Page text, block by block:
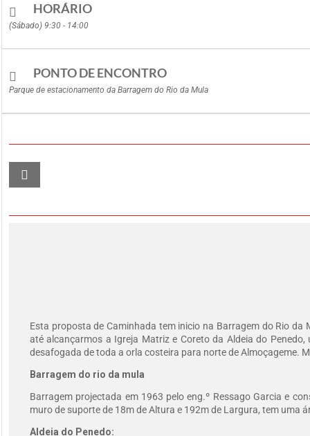
HORÁRIO
(Sábado) 9:30 - 14:00
PONTO DE ENCONTRO
Parque de estacionamento da Barragem do Rio da Mula
Esta proposta de Caminhada tem inicio na Barragem do Rio
até alcançarmos a Igreja Matriz e Coreto da Aldeia do
desafogada de toda a orla costeira para norte de Almoçageme.
Barragem do rio da mula
Barragem projectada em 1963 pelo eng.º Ressago Garcia e
muro de suporte de 18m de Altura e 192m de Largura, tem uma
Aldeia do Penedo: